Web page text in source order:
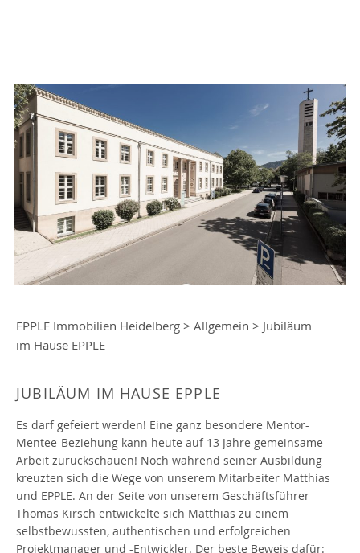
EPPLE Immobilien Heidelberg > Allgemein > Jubiläum
im Hause EPPLE
JUBILÄUM IM HAUSE EPPLE
Es darf gefeiert werden! Eine ganz besondere Mentor-
Mentee-Beziehung kann heute auf 13 Jahre gemeinsame
Arbeit zurückschauen! Noch während seiner Ausbildung
kreuzten sich die Wege von unserem Mitarbeiter Matthias
und EPPLE. An der Seite von unserem Geschäftsführer
Thomas Kirsch entwickelte sich Matthias zu einem
selbstbewussten, authentischen und erfolgreichen
Projektmanager und -Entwickler. Der beste Beweis dafür: